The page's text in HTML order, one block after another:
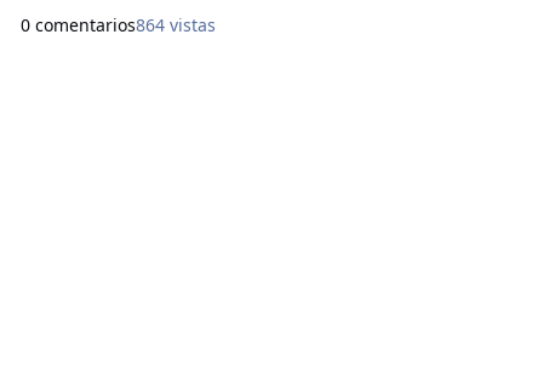
simple consejo. Nosotros, los jóvenes, somos quienes
0 comentarios864 vistas